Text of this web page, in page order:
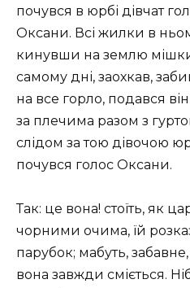
почувся в юрбі дівчат
Оксани. Всі жилки в
кинувши на землю
самому дні, заохкав,
на все горло, подався
за плечима разом з
слідом за тою дівочою
почувся голос Оксани.
Так: це вона! стоїть, як
чорними очима, їй
парубок; мабуть,
вона завжди сміється.